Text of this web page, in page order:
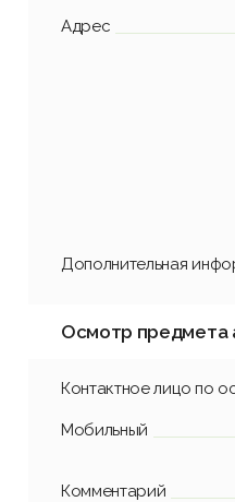
Адрес
Дополнительная
Осмотр предмета
Контактное лицо по
Мобильный
Комментарий